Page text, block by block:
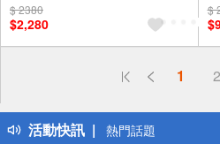
$ 2380
$2,280
$
1 2
活動快訊
偏遠地區配送
得獎公告
熱門話題